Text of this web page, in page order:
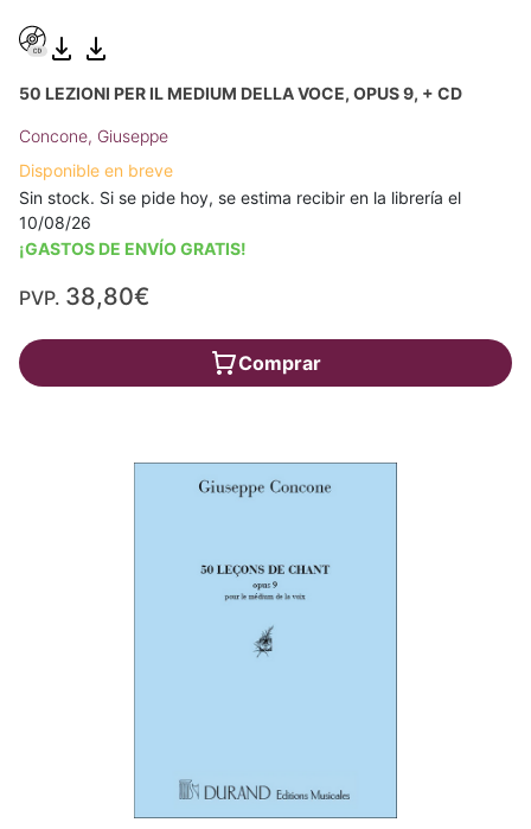
50 LEZIONI PER IL MEDIUM DELLA VOCE, OPUS 9, + CD
Concone, Giuseppe
Disponible en breve
Sin stock. Si se pide hoy, se estima recibir en la librería el
10/08/26
¡GASTOS DE ENVÍO GRATIS!
PVP. 38,80€
Comprar